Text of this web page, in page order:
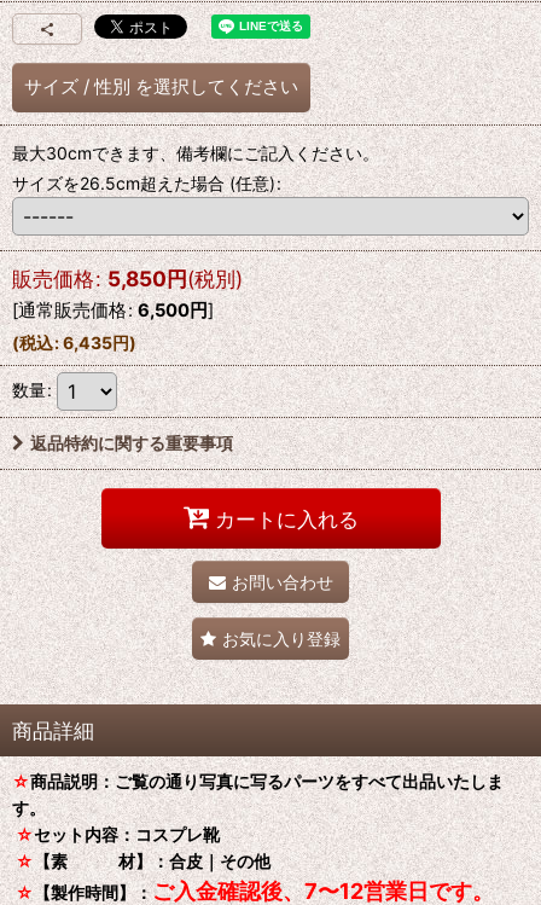
サイズ / 性別 を選択してください
最大30cmできます、備考欄にご記入ください。
サイズを26.5cm超えた場合(任意):
販売価格: 5,850円(税別)
[通常販売価格: 6,500円]
(税込:6,435円)
数量:
返品特約に関する重要事項
カートに入れる
お問い合わせ
お気に入り登録
商品詳細
☆商品説明：ご覧の通り写真に写るパーツをすべて出品いたしま
す。
☆セット内容：コスプレ靴
☆ 【素 材】：合皮｜その他
☆【製作時間】：ご入金確認後、7〜12営業日です。